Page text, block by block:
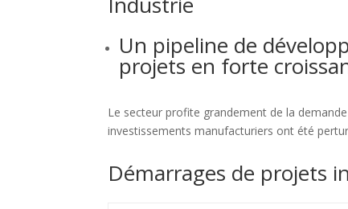
Un pipeline de
projets en forte
Le secteur profite grandement de la
investissements manufacturiers ont été
Démarrages de projets